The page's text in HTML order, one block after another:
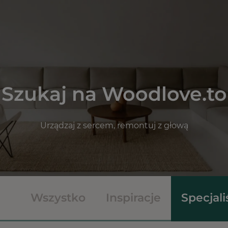
Szukaj na Woodlove.to
Urządzaj z sercem, remontuj z głową
Wszystko Inspiracje